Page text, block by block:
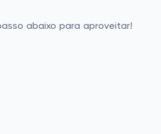
abaixo para aproveitar!